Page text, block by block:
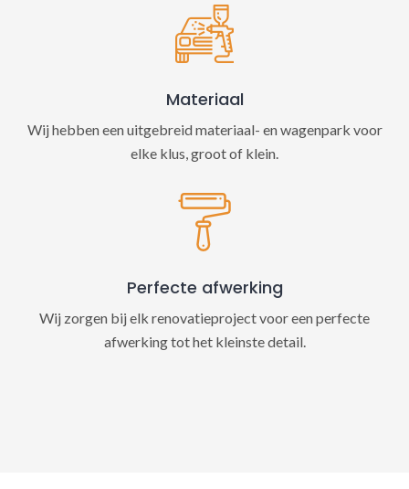
Materiaal
Wij hebben een uitgebreid materiaal- en wagenpark voor
elke klus, groot of klein.
Perfecte afwerking
Wij zorgen bij elk renovatieproject voor een perfecte
afwerking tot het kleinste detail.